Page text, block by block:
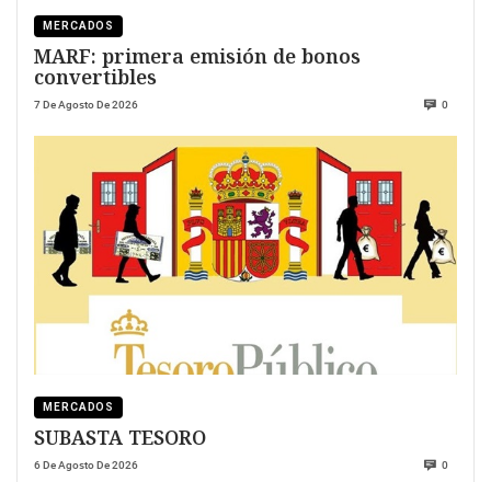
MERCADOS
MARF: primera emisión de bonos
convertibles
7 De Agosto De 2026 0
MERCADOS
SUBASTA TESORO
6 De Agosto De 2026 0